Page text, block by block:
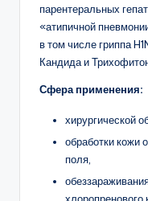
парентеральных
«атипичной
в том числе гриппа
Кандида и
Сфера применения:
хирургической
обработки кожи
поля,